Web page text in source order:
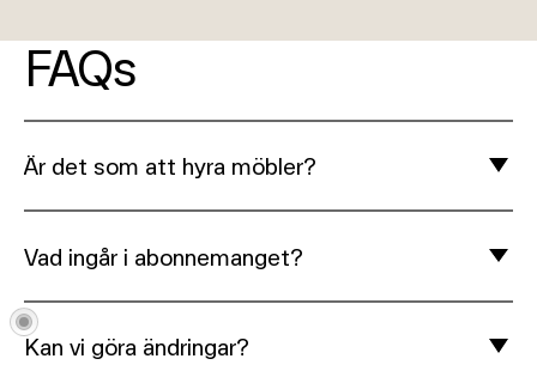
FAQs
Är det som att hyra möbler?
Vad ingår i abonnemanget?
Kan vi göra ändringar?